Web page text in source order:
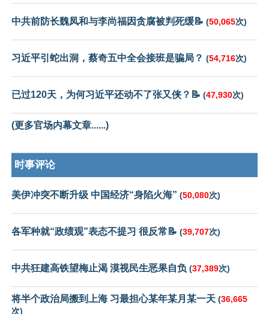
中共前防长魏凤和与李尚福因贪腐被判死缓📝 (50,065次)
习近平引蛇出洞，蔡奇五中全会接班是骗局？ (54,716次)
已过120天，为何习近平还动不了张又侠？📝 (47,930次)
(更多官场内幕文章......)
时事评论
美伊冲突不断升级 中国经济“身陷火海” (50,080次)
各军种就“政绩观”表态不提习 很反常📝 (39,707次)
中共狂建高铁望梅止渴 漠视民生恶果自负 (37,389次)
将半个政治局搬到上海 习最担心某年某月某一天 (36,665
次)